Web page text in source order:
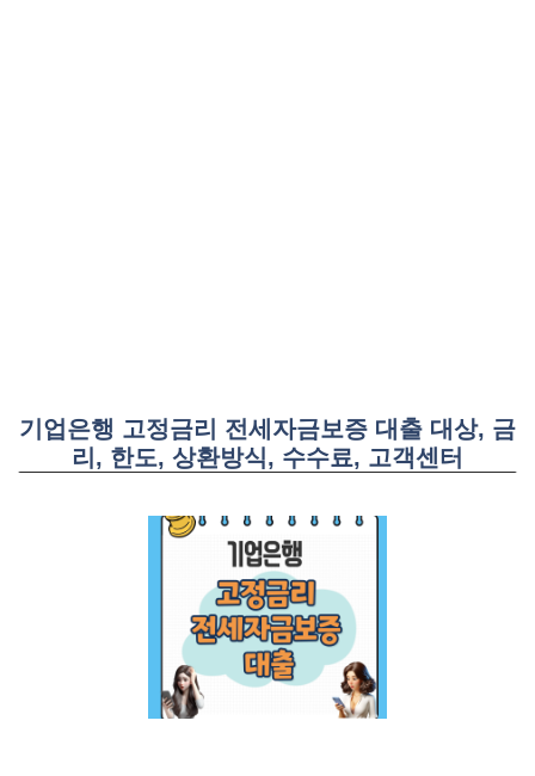
기업은행 고정금리 전세자금보증 대출 대상, 금
리, 한도, 상환방식, 수수료, 고객센터